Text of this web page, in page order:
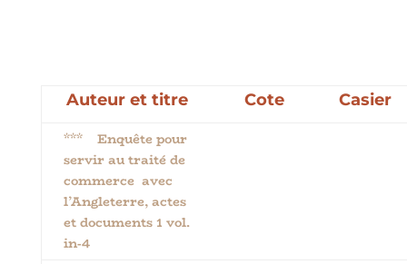
Auteur et titre Cote
Casier
*** Enquête pour
servir au traité de
commerce avec
l’Angleterre, actes
et documents 1 vol.
in-4